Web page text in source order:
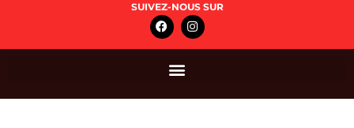
SUIVEZ-NOUS SUR